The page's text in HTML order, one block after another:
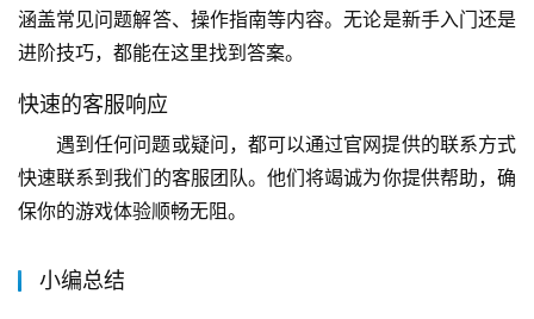
涵盖常见问题解答、操作指南等内容。无论是新手入门还是
进阶技巧，都能在这里找到答案。
快速的客服响应
遇到任何问题或疑问，都可以通过官网提供的联系方式
快速联系到我们的客服团队。他们将竭诚为你提供帮助，确
保你的游戏体验顺畅无阻。
小编总结